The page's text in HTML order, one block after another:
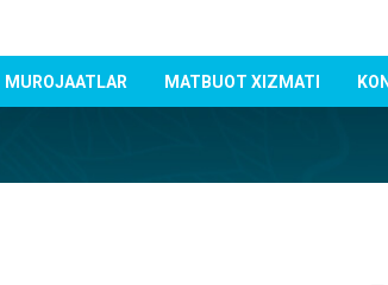
MUROJAATLAR MATBUOT XIZMATI